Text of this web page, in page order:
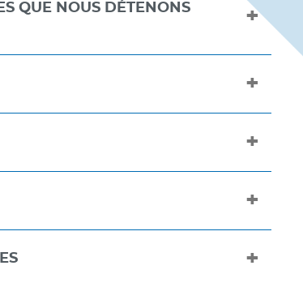
QUE NOUS DÉTENONS